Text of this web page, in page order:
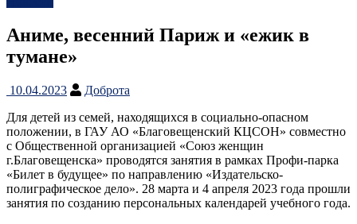
Аниме, весенний Париж и «ежик в
тумане»
10.04.2023
Доброта
Для детей из семей, находящихся в социально-опасном
положении, в ГАУ АО «Благовещенский КЦСОН» совместно
с Общественной организацией «Союз женщин
г.Благовещенска» проводятся занятия в рамках Профи-парка
«Билет в будущее» по направлению «Издательско-
полиграфическое дело». 28 марта и 4 апреля 2023 года прошли
занятия по созданию персональных календарей учебного года.